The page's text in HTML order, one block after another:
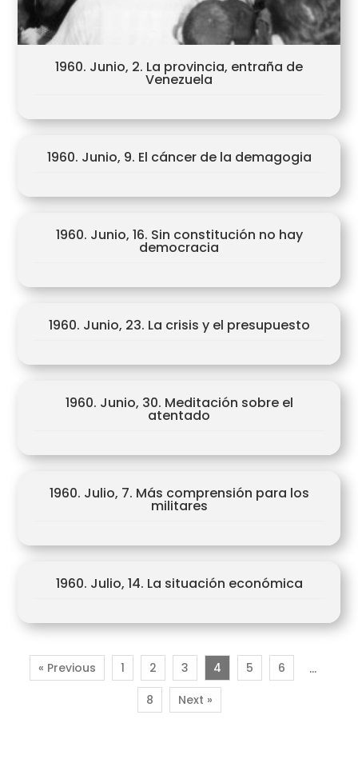
1960. Junio, 2. La provincia, entraña de
Venezuela
1960. Junio, 9. El cáncer de la demagogia
1960. Junio, 16. Sin constitución no hay
democracia
1960. Junio, 23. La crisis y el presupuesto
1960. Junio, 30. Meditación sobre el
atentado
1960. Julio, 7. Más comprensión para los
militares
1960. Julio, 14. La situación económica
« Previous 1 2 3 4 5 6
…
8
Next »